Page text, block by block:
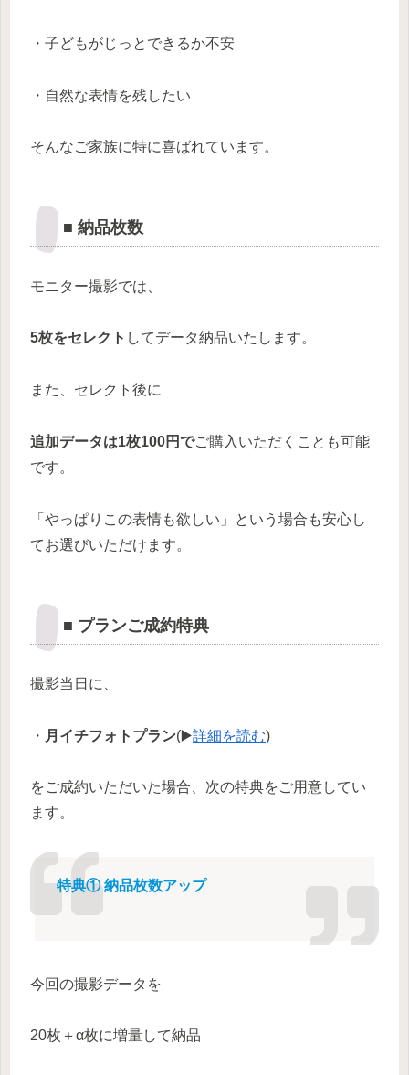
・子どもがじっとできるか不安
・自然な表情を残したい
そんなご家族に特に喜ばれています。
■ 納品枚数
モニター撮影では、
5枚をセレクト してデータ納品いたします。
また、セレクト後に
追加データは1枚100円でご購入いただくことも可能
です。
「やっぱりこの表情も欲しい」という場合も安心し
てお選びいただけます。
■ プランご成約特典
撮影当日に、
・ 月イチフォトプラン(▶️詳細を読む)
をご成約いただいた場合、次の特典をご用意してい
ます。
特典① 納品枚数アップ
今回の撮影データを
20枚＋α枚に増量して納品